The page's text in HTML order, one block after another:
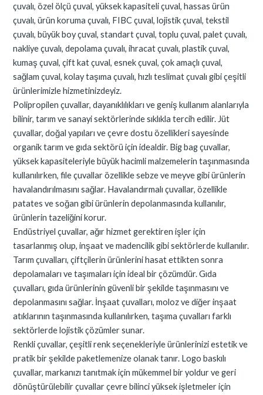
çuvalı, özel ölçü çuval, yüksek kapasiteli çuval, hassas ürün
çuvalı, ürün koruma çuvalı, FIBC çuval, lojistik çuval, tekstil
çuvalı, büyük boy çuval, standart çuval, toplu çuval, palet çuvalı,
nakliye çuvalı, depolama çuvalı, ihracat çuvalı, plastik çuval,
kumaş çuval, çift kat çuval, esnek çuval, çok amaçlı çuval,
sağlam çuval, kolay taşıma çuvalı, hızlı teslimat çuvalı gibi çeşitli
ürünlerimizle hizmetinizdeyiz.
Polipropilen çuvallar, dayanıklılıkları ve geniş kullanım alanlarıyla
bilinir, tarım ve sanayi sektörlerinde sıklıkla tercih edilir. Jüt
çuvallar, doğal yapıları ve çevre dostu özellikleri sayesinde
organik tarım ve gıda sektörü için idealdir. Big bag çuvallar,
yüksek kapasiteleriyle büyük hacimli malzemelerin taşınmasında
kullanılırken, file çuvallar özellikle sebze ve meyve gibi ürünlerin
havalandırılmasını sağlar. Havalandırmalı çuvallar, özellikle
patates ve soğan gibi ürünlerin depolanmasında kullanılır,
ürünlerin tazeliğini korur.
Endüstriyel çuvallar, ağır hizmet gerektiren işler için
tasarlanmış olup, inşaat ve madencilik gibi sektörlerde kullanılır.
Tarım çuvalları, çiftçilerin ürünlerini hasat ettikten sonra
depolamaları ve taşımaları için ideal bir çözümdür. Gıda
çuvalları, gıda ürünlerinin güvenli bir şekilde taşınmasını ve
depolanmasını sağlar. İnşaat çuvalları, moloz ve diğer inşaat
atıklarının taşınmasında kullanılırken, taşıma çuvalları farklı
sektörlerde lojistik çözümler sunar.
Renkli çuvallar, çeşitli renk seçenekleriyle ürünlerinizi estetik ve
pratik bir şekilde paketlemenize olanak tanır. Logo baskılı
çuvallar, markanızı tanıtmak için mükemmel bir yoldur ve geri
dönüştürülebilir çuvallar çevre bilinci yüksek işletmeler için